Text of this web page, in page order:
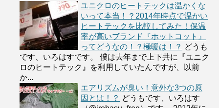
ユニクロのヒートテックは温かくな
いって本当！？2014年時点で温かい
ヒートテックを比較してみた！保温
率が高いブランド『ホットコット』
ってどうなの！？極暖は！？ どうも
です、いろはすです。 僕は去年まで上下共に『ユニク
ロのヒートテック』を利用していたんですが、以前
か...
エアリズムが臭い！意外な3つの原
因とは！？ どうもです、いろはす